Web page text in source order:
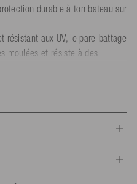
durable à ton bateau sur
résistant aux UV, le pare-battage
moulées et résiste à des
et des bosses. Les œillets en
tu peux utiliser la défense
Le pare-battage avec
aussi bien avec une pompe
recommandée : 2 PSI /